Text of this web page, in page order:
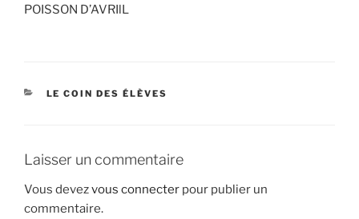
POISSON D’AVRIlL
CATÉGORIES
LE COIN DES ÉLÈVES
Laisser un commentaire
Vous devezvous connecter pour publier un
commentaire.